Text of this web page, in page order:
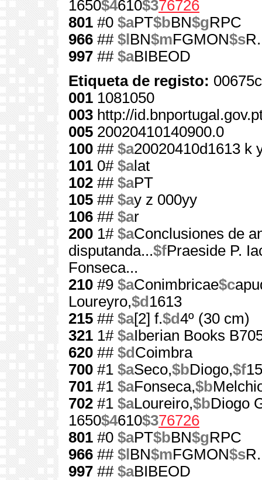
1650$4610$376726
801 #0 $aPT$bBN$gRPC
966 ## $l BN$mFGMON$s
997 ## $aBIBEOD
Etiqueta de registo:
001 1081050
003 http://
005 20020410140900.0
100 ## $a20020410d1613 k
101 0# $alat
102 ## $aPT
105 ## $ay z 000yy
106 ## $ar
200 1# $aConclusiones de
disputanda...$fPraeside P.
Fonseca...
210 #9 $aConimbricae$c
Loureyro,$d 1613
215 ## $a[2] f.$d4º (30 cm)
321 1# $aIberian Books
620 ## $d Coimbra
700 #1 $aSeco,$bDiogo,$f
701 #1 $aFonseca,$b
702 #1 $aLoureiro,$bDiogo
1650$4610$376726
801 #0 $aPT$bBN$gRPC
966 ## $l BN$mFGMON$s
997 ## $aBIBEOD